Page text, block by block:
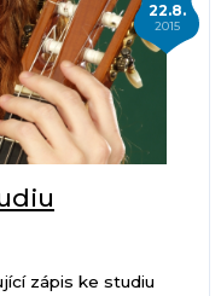
22.8.
2015
zápis ke studiu